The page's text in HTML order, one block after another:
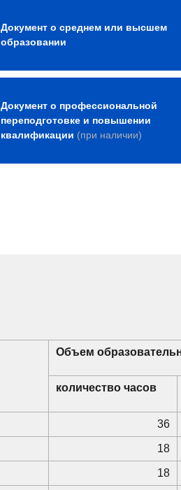
Документ о среднем или высшем
образовании
Документ о профессиональной
переподготовке и повышении
квалификации (при наличии)
Объем
количество часов
36
18
18